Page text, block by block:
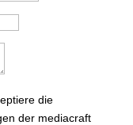
die
der mediacraft